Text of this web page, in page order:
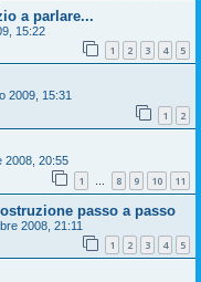
a parlare...
15:22
1 2 3 4 5
2009, 15:31
1 2
2008, 20:55
1 … 8 9 10 11
passo a passo
2008, 21:11
1 2 3 4 5